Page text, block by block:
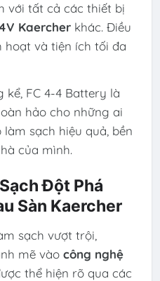
với tất cả các thiết bị
Kaercherkhác. Điều
hoạt và tiện ích tối đa
kể, FC 4-4 Battery là
hảo cho những ai
sạch hiệu quả, bền
của mình.
Đột Phá
Sàn Kaercher
sạch vượt trội,
mẽ vào công nghệ
thể hiện rõ qua các